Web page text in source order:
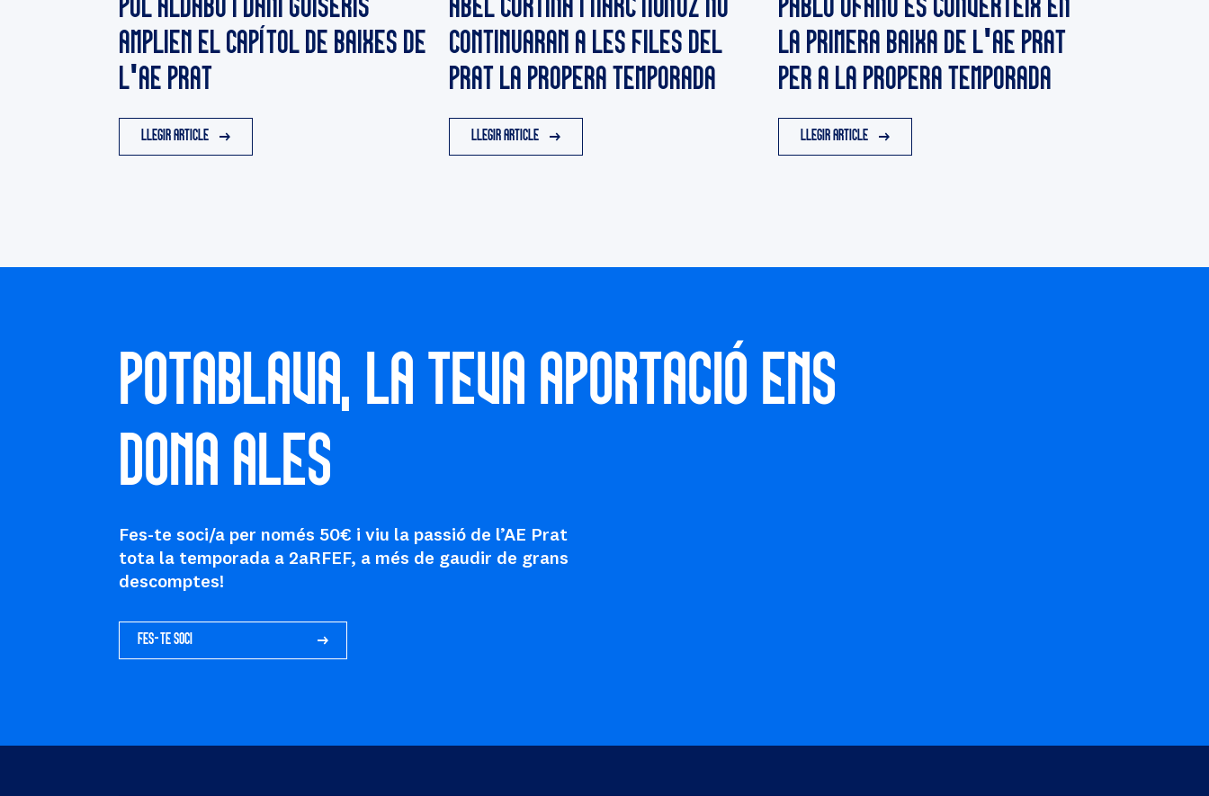
AMPLIEN EL CAPÍTOL DE BAIXES DE
L'AE PRAT
LLEGIR ARTICLE
CONTINUARAN A LES FILES DEL
PRAT LA PROPERA TEMPORADA
LLEGIR ARTICLE
LA PRIMERA BAIXA DE L'AE PRAT
PER A LA PROPERA TEMPORADA
LLEGIR ARTICLE
POTABLAVA, LA TEVA APORTACIÓ ENS
DONA ALES
Fes-te soci/a per només 50€ i viu la passió de l’AE Prat
tota la temporada a 2aRFEF, a més de gaudir de grans
descomptes!
FES-TE SOCI